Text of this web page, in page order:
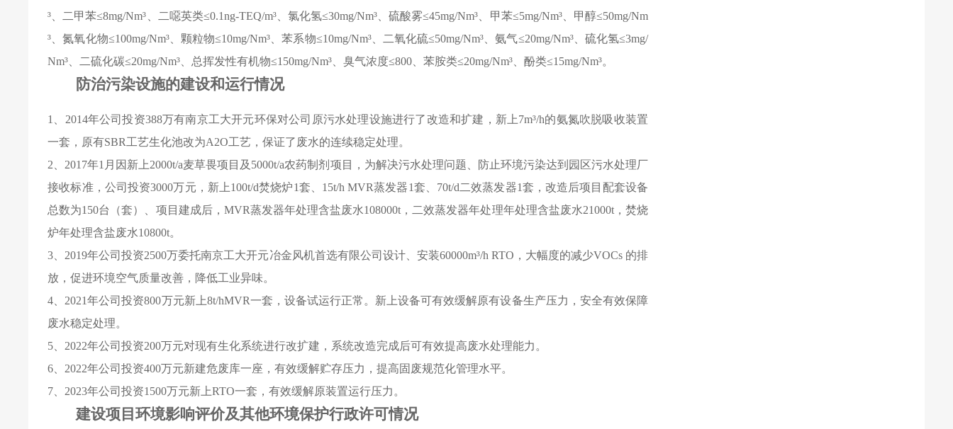
³、二甲苯≤8mg/Nm³、二噁英类≤0.1ng-TEQ/m³、氯化氢≤30mg/Nm³、硫酸雾≤45mg/Nm³、甲苯≤5mg/Nm³、甲醇≤50mg/Nm
³、氮氧化物≤100mg/Nm³、颗粒物≤10mg/Nm³、苯系物≤10mg/Nm³、二氧化硫≤50mg/Nm³、氨气≤20mg/Nm³、 硫化氢≤3mg/
Nm³、 二硫化碳≤20mg/Nm³、 总挥发性有机物≤150mg/Nm³、臭气浓度≤800 、苯胺类≤20mg/Nm³、酚类≤15mg/Nm³。
防治污染设施的建设和运行情况
1 2014年公司投资388万有南京工大开元环保对公司原污水处理设施进行了改造和扩建，新上7m³/h的氨氮吹脱吸收装置
一套，原有SBR工艺生化池改为A2O工艺，保证了废水的连续稳定处理。
2
2017年1 月因新上2000t/a麦草畏项目及 5000t/a农药制剂项目，为解决污水处理问题、防止环境污染达到园区污水处理厂
接收标准，公司投资3000万元，新上100t/d焚烧炉1套、 15t/h MVR蒸发器1套、 70t/d二效蒸发器1套，改造后项目配套设备
总数为150台（套）、项目建成后， MVR蒸发器年处理含盐废水108000t ，二效蒸发器年处理年处理含盐废水21000t，焚烧
炉年处理含盐废水10800t。
3
2019年公司投资2500万委托南京工大开元冶金风机首选有限公司设计、安装60000m³/h RTO ，大幅度的减少VOCs 的排
放，促进环境空气质量改善，降低工业异味。
4
2021年公司投资800万元新上8t/hMVR一套，设备试运行正常。新上设备可有效缓解原有设备生产压力，安全有效保障
废水稳定处理。
5
2022年公司投资200万元对现有生化系统进行改扩建，系统改造完成后可有效提高废水处理能力。
6
2022年公司投资400万元新建危废库一座，有效缓解贮存压力，提高固废规范化管理水平。
7
2023年公司投资1500万元新上RTO一套，有效缓解原装置运行压力。
建设项目环境影响评价及其他环境保护行政许可情况